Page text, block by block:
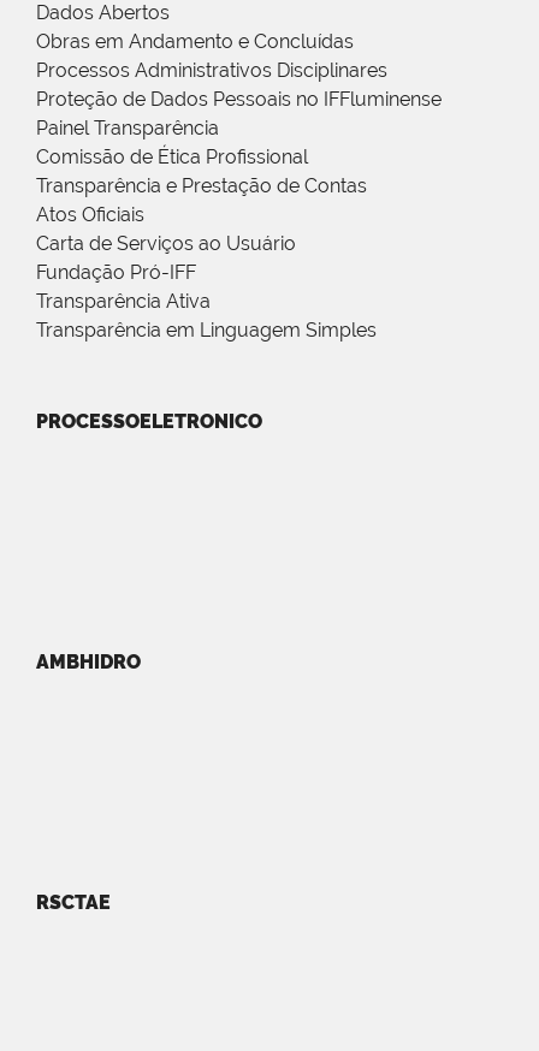
Dados Abertos
Obras em Andamento e Concluídas
Processos Administrativos Disciplinares
Proteção de Dados Pessoais no IFFluminense
Painel Transparência
Comissão de Ética Profissional
Transparência e Prestação de Contas
Atos Oficiais
Carta de Serviços ao Usuário
Fundação Pró-IFF
Transparência Ativa
Transparência em Linguagem Simples
PROCESSOELETRONICO
AMBHIDRO
RSCTAE